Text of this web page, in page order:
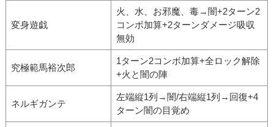
変身遊戯
火、水、お邪魔、毒→闇+2ターン2
コンボ加算+2ターンダメージ吸収
無効
究極範馬裕次郎
1ターン2コンボ加算+全ロック解除
+火と闇の陣
ネルギガンテ
左端縦1列→闇/右端縦1列→回復+4
ターン闇の目覚め